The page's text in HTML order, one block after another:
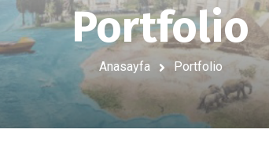
Portfolio
Anasayfa Portfolio